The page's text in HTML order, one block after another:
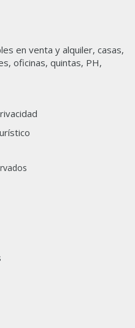
en venta y alquiler, casas,
oficinas, quintas, PH,